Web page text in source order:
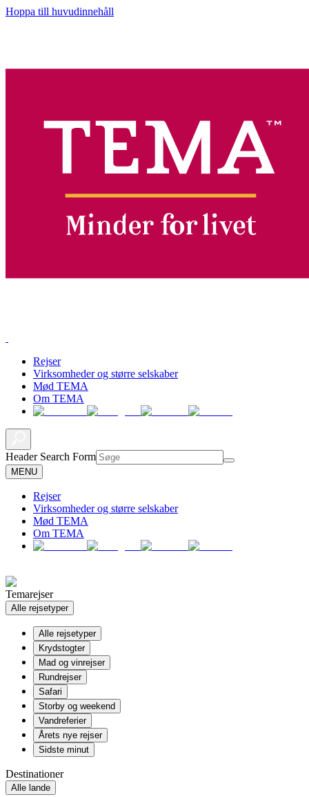
Hoppa till huvudinnehåll
Rejser
Virksomheder og større selskaber
Mød TEMA
Om TEMA
Header Search Form
MENU
Rejser
Virksomheder og større selskaber
Mød TEMA
Om TEMA
Temarejser
Alle rejsetyper
Alle rejsetyper
Krydstogter
Mad og vinrejser
Rundrejser
Safari
Storby og weekend
Vandreferier
Årets nye rejser
Sidste minut
Destinationer
Alle lande